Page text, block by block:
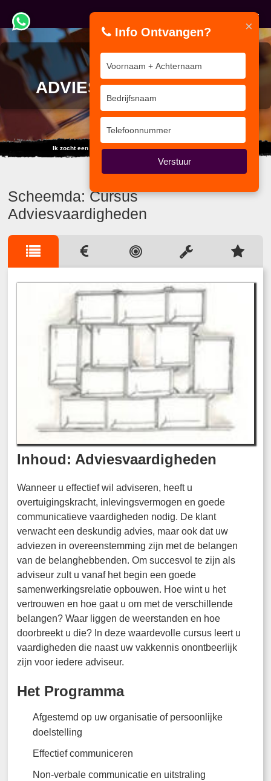
CURSUS
ADVIESVAARDIGHEDEN
Ik zocht een training... maar vond duizend internet sites.
Scheemda: Cursus
Adviesvaardigheden
Inhoud: Adviesvaardigheden
Wanneer u effectief wil adviseren, heeft u
overtuigingskracht, inlevingsvermogen en goede
communicatieve vaardigheden nodig. De klant
verwacht een deskundig advies, maar ook dat uw
adviezen in overeenstemming zijn met de belangen
van de belanghebbenden. Om succesvol te zijn als
adviseur zult u vanaf het begin een goede
samenwerkingsrelatie opbouwen. Hoe wint u het
vertrouwen en hoe gaat u om met de verschillende
belangen? Waar liggen de weerstanden en hoe
doorbreekt u die? In deze waardevolle cursus leert u
vaardigheden die naast uw vakkennis onontbeerlijk
zijn voor iedere adviseur.
Het Programma
Afgestemd op uw organisatie of persoonlijke
doelstelling
Effectief communiceren
Non-verbale communicatie en uitstraling
×
Info Ontvangen?
Verstuur